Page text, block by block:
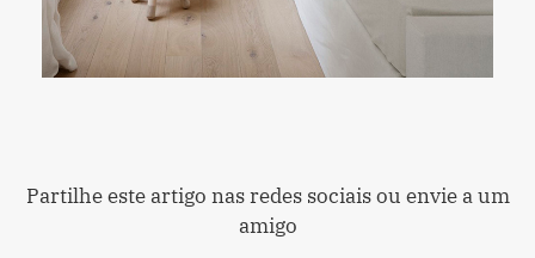
Partilhe este artigo nas redes sociais ou envie a um
amigo